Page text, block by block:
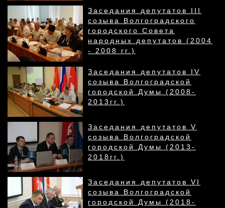
Заседания депутатов III
созыва Волгоградского
городского Совета
народных депутатов (2004
- 2008 гг.)
Заседания депутатов IV
созыва Волгоградской
городской Думы (2008-
2013гг.)
Заседания депутатов V
созыва Волгоградской
городской Думы (2013-
2018гг.)
Заседания депутатов VI
созыва Волгоградской
городской Думы (2018-